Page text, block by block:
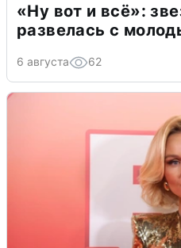
«Ну вот и всё»:
развелась с
6 августа 62